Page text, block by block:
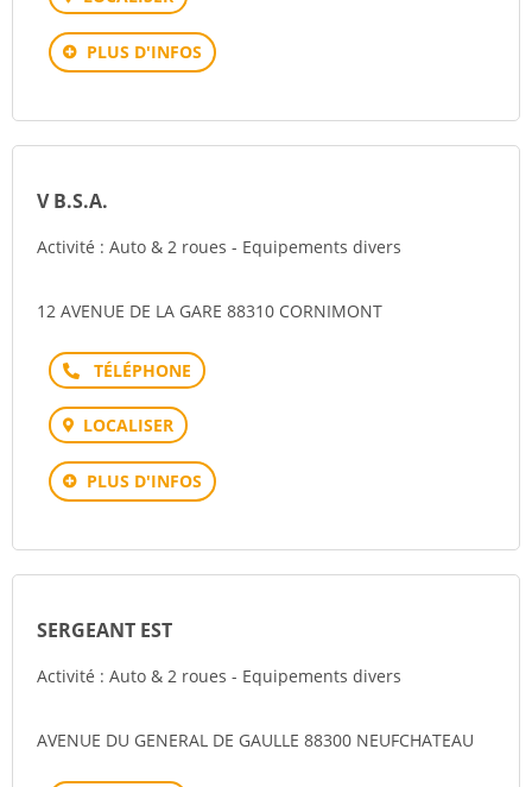
PLUS D'INFOS
V B.S.A.
Activité : Auto & 2 roues - Equipements divers
12 AVENUE DE LA GARE 88310 CORNIMONT
Téléphone
LOCALISER
PLUS D'INFOS
SERGEANT EST
Activité : Auto & 2 roues - Equipements divers
AVENUE DU GENERAL DE GAULLE 88300 NEUFCHATEAU